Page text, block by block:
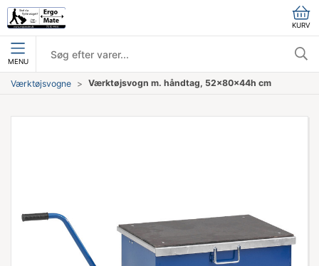
KURV
MENU
Værktøjsvogne Værktøjsvogn m. håndtag, 52x80x44h cm